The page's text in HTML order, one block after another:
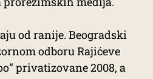
od ranije. Beogradski
odboru Rajićeve
privatizovane 2008, a